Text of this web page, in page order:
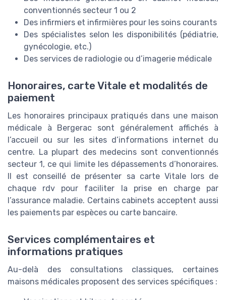
conventionnés secteur 1 ou 2
Des infirmiers et infirmières pour les soins courants
Des spécialistes selon les disponibilités (pédiatrie,
gynécologie, etc.)
Des services de radiologie ou d’imagerie médicale
Honoraires, carte Vitale et modalités de
paiement
Les honoraires principaux pratiqués dans une maison
médicale à Bergerac sont généralement affichés à
l’accueil ou sur les sites d’informations internet du
centre. La plupart des medecins sont conventionnés
secteur 1, ce qui limite les dépassements d’honoraires.
Il est conseillé de présenter sa carte Vitale lors de
chaque rdv pour faciliter la prise en charge par
l’assurance maladie. Certains cabinets acceptent aussi
les paiements par espèces ou carte bancaire.
Services complémentaires et
informations pratiques
Au-delà des consultations classiques, certaines
maisons médicales proposent des services spécifiques :